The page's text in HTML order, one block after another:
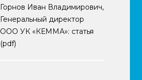
Горнов Иван Владимирович,
Генеральный директор
ООО УК «КЕММА»: статья
(pdf)